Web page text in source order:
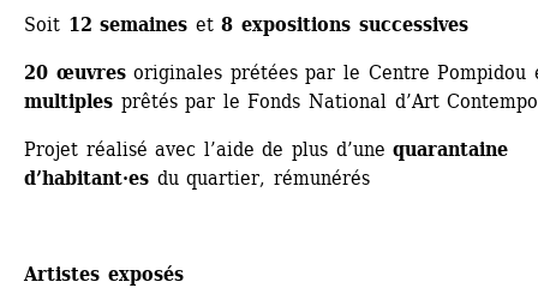
Soit 12 semaines et 8 expositions successives
20 œuvresoriginales prétées par le Centre
multiples prêtés par le Fonds National d’Art
Projet réalisé avec l’aide de plus d’une quarantaine
d’habitant·es du quartier, rémunérés
Artistes exposés